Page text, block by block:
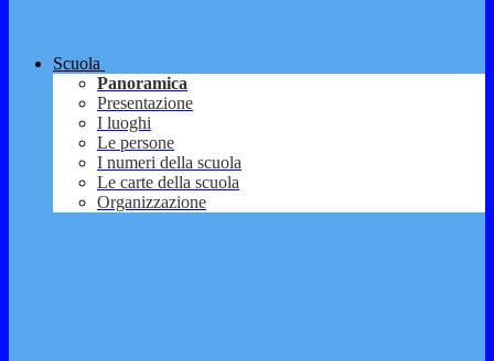
Scuola
Panoramica
Presentazione
I luoghi
Le persone
I numeri della scuola
Le carte della scuola
Organizzazione